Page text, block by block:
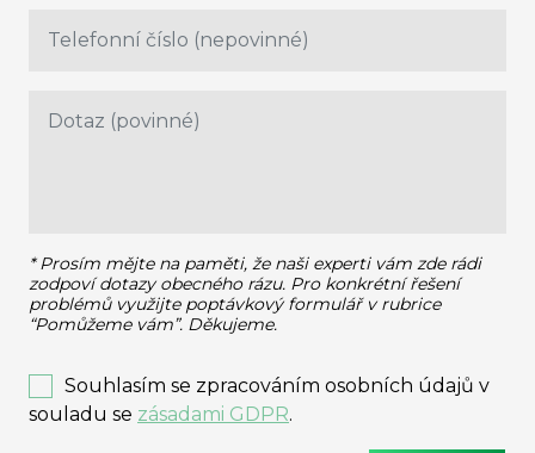
* Prosím mějte na paměti, že naši experti vám zde rádi
zodpoví dotazy obecného rázu. Pro konkrétní řešení
problémů využijte poptávkový formulář v rubrice
“Pomůžeme vám”. Děkujeme.
Souhlasím se zpracováním osobních údajů v
souladu se zásadami GDPR.